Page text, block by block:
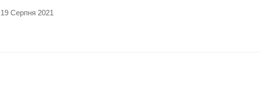
19 Серпня 2021